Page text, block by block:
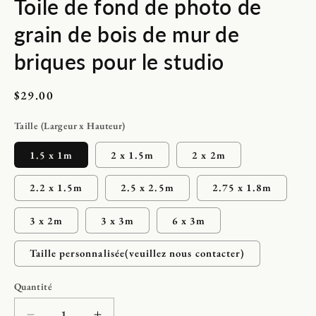
une
fenêtre
modale
Toile de fond de photo de
grain de bois de mur de
briques pour le studio
Prix
$29.00
Taille (Largeur x Hauteur)
1.5 x 1m 2 x 1.5m 2 x 2m
2.2 x 1.5m 2.5 x 2.5m 2.75 x 1.8m
3 x 2m 3 x 3m 6 x 3m
Taille personnalisée(veuillez nous contacter)
Quantité